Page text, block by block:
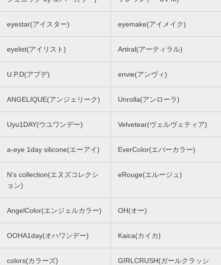
eyestar(アイスター) eyemake(アイメイク)
eyelist(アイリスト) Artiral(アーティラル)
U.P.D(アプデ) envie(アンヴィ)
ANGELIQUE(アンジェリーク) Unrolla(アンローラ)
Uyu1DAY(ウユワンデー) Velvetear(ヴェルヴェティア)
a-eye 1day silicone(エーアイ) EverColor(エバーカラー)
N’s collection(エヌズコレクシ
ョン)
eRouge(エルージュ)
AngelColor(エンジェルカラー) OH(オー)
OOHA1day(オハワンデー) Kaica(カイカ)
colors(カラーズ)
GIRLCRUSH(ガールクラッシ